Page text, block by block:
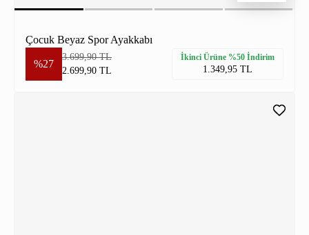
Çocuk Beyaz Spor Ayakkabı
%27
3.699,90 TL
2.699,90 TL
İkinci Ürüne %50 İndirim
1.349,95 TL